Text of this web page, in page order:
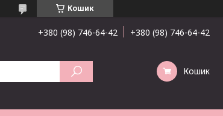
Кошик
+380 (98) 746-64-42 +380 (98) 746-64-42
Кошик